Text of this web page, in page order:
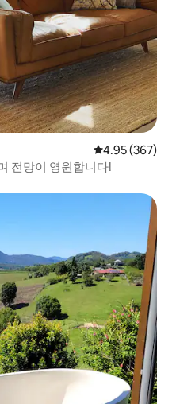
평점 4.95점(5
4.95 (367)
전망이 영원합니다!